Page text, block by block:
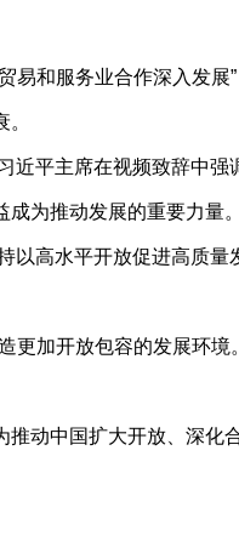
服务业合作深入发展”
主席在视频致辞中强调
为推动发展的重要力量。
高水平开放促进高质量
开放包容的发展环境
中国扩大开放、深化